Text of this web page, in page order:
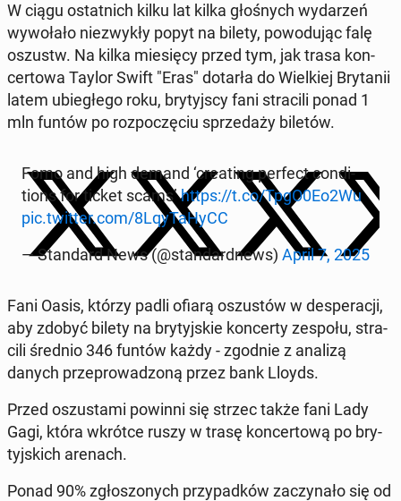
W ciągu ostat­nich kilku lat kilka gło­śnych wy­da­rzeń
wy­wo­ła­ło nie­zwy­kły popyt na bilety, po­wo­du­jąc falę
oszustw. Na kilka mie­się­cy przed tym, jak trasa kon­
cer­to­wa Taylor Swift "Eras" dotarła do Wiel­kiej Bry­ta­nii
latem ubie­głe­go roku, bry­tyj­scy fani stra­ci­li ponad 1
mln funtów po roz­po­czę­ciu sprze­da­ży biletów.
Fomo and high demand ‘cre­ating perfect con­di­
tions for ticket scams’https://t.co/TpgO0Eo2Wu
pic.twitter.com/8Lqy­Ta­HyCC
— Stan­dard News (@stan­dard­news) April 7, 2025
Fani Oasis, którzy padli ofiarą oszu­stów w de­spe­ra­cji,
aby zdobyć bilety na bry­tyj­skie kon­cer­ty zespołu, stra­
ci­li średnio 346 funtów każdy - zgodnie z analizą
danych prze­pro­wa­dzo­ną przez bank Lloyds.
Przed oszu­sta­mi powinni się strzec także fani Lady
Gagi, która wkrótce ruszy w trasę kon­cer­to­wą po bry­
tyj­skich arenach.
Ponad 90% zgło­szo­nych przy­pad­ków za­czy­na­ło się od